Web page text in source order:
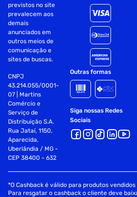
previstos no site
prevalecem aos
demais
anunciados em
outros meios de
comunicação e
sites de buscas.
CNPJ
43.214.055/0001-
07 | Martins
Comércio e
Serviço de
Distribuição S.A.
Rua Jataí, 1150,
Aparecida,
Uberlândia / MG -
CEP 38400 - 632
Outras formas
Siga nossas Redes
Sociais
*O Cashback é válido para produtos
Para resgatar o cashback o cliente deve